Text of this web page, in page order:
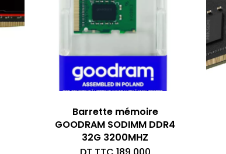
Barrette mémoire
GOODRAM SODIMM DDR4
32G 3200MHZ